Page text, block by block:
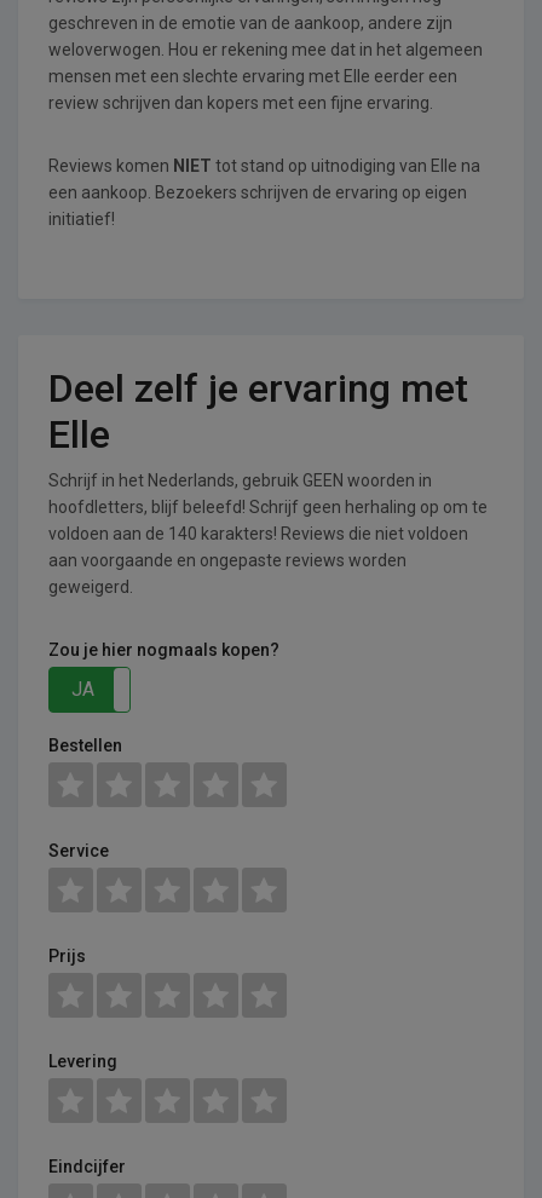
geschreven in de emotie van de aankoop, andere zijn
weloverwogen. Hou er rekening mee dat in het algemeen
mensen met een slechte ervaring met Elle eerder een
review schrijven dan kopers met een fijne ervaring.
Reviews komen NIET tot stand op uitnodiging van Elle na
een aankoop. Bezoekers schrijven de ervaring op eigen
initiatief!
Deel zelf je ervaring met
Elle
Schrijf in het Nederlands, gebruik GEEN woorden in
hoofdletters, blijf beleefd! Schrijf geen herhaling op om te
voldoen aan de 140 karakters! Reviews die niet voldoen
aan voorgaande en ongepaste reviews worden
geweigerd.
Zou je hier nogmaals kopen?
JA
Bestellen
Service
Prijs
Levering
Eindcijfer